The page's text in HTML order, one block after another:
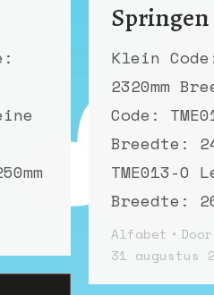
Klein
2320mm
Code:
Breedte:
TME013-O
Breedte:
Alfabet Door
31 augustus